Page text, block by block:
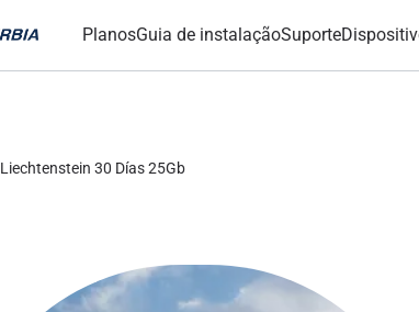
PlanosGuia de instalaçãoSuporte
Liechtenstein 30 Días 25Gb